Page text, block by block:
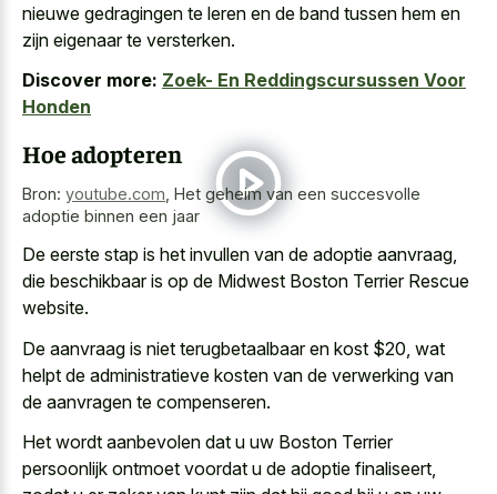
nieuwe gedragingen te leren en de band tussen hem en
zijn eigenaar te versterken.
Discover more: Zoek- En Reddingscursussen Voor
Honden
Hoe adopteren
Bron: youtube.com Het geheim van een succesvolle
adoptie binnen een jaar
De eerste stap is het invullen van de adoptie aanvraag,
die beschikbaar is op de Midwest Boston Terrier Rescue
website.
De aanvraag is niet terugbetaalbaar en kost $20, wat
helpt de administratieve kosten van de verwerking van
de aanvragen te compenseren.
Het wordt aanbevolen dat u uw Boston Terrier
persoonlijk ontmoet voordat u de adoptie finaliseert,